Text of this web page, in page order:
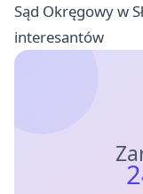
Sąd Okręgowy w
interesantów